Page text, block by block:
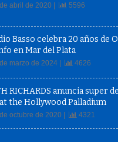
abril de 2020 | 5596
Basso celebra 20 años de
en Mar del Plata
marzo de 2024 | 4626
RICHARDS anuncia super
the Hollywood Palladium
octubre de 2020 | 4321